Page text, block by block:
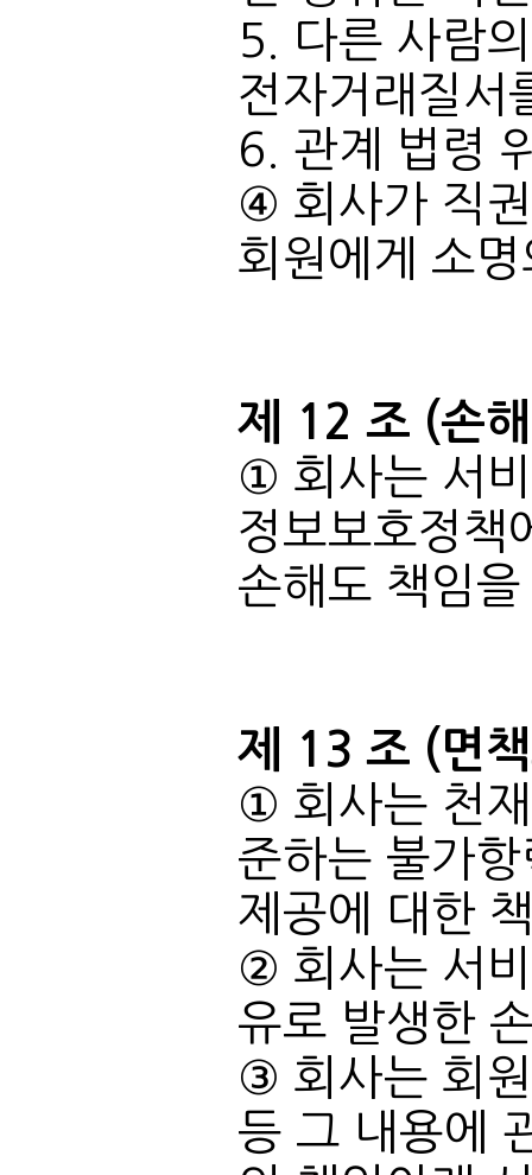
전자거래질서
6. 관계 법령
회원에게 소
제 12 조 (손
손해도 책임
제 13 조 (면
제공에 대한
유로 발생한